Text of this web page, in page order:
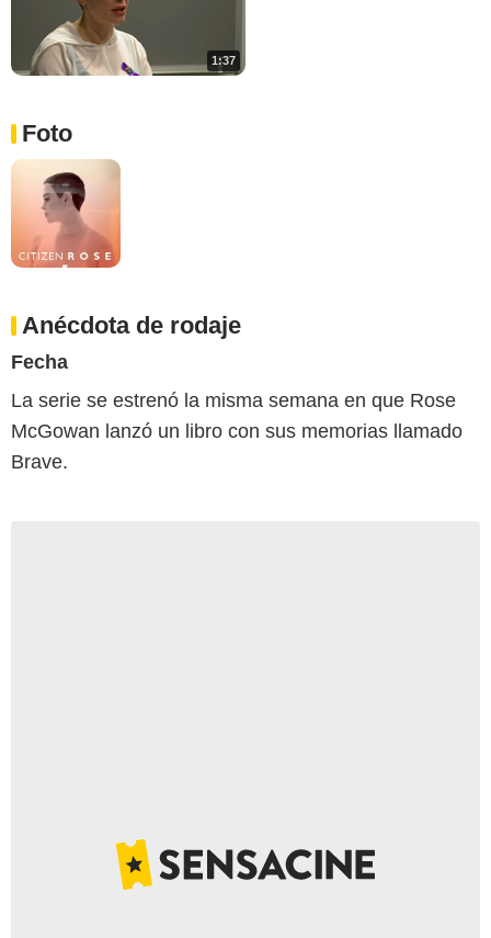
1:37
Foto
Anécdota de rodaje
Fecha
La serie se estrenó la misma semana en que Rose
McGowan lanzó un libro con sus memorias llamado
Brave.